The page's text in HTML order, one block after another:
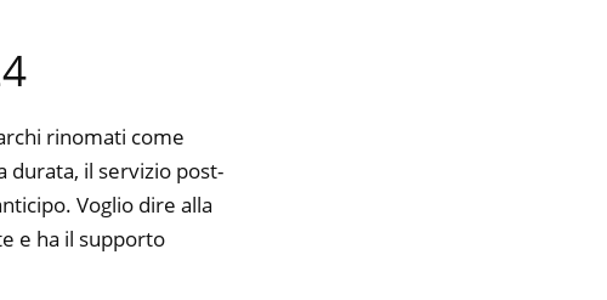
rinomati come
durata, il servizio post-
Voglio dire alla
e ha il supporto